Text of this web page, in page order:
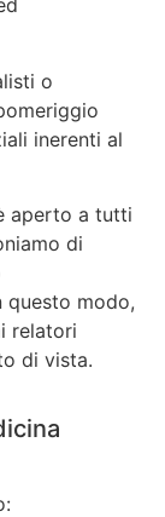
o
inerenti al
aperto a tutti
di
questo modo,
relatori
di vista.